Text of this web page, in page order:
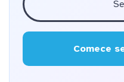
Comece